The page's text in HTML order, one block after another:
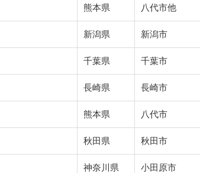
熊本県 八代市他
新潟県 新潟市
千葉県 千葉市
長崎県 長崎市
熊本県 八代市
秋田県 秋田市
神奈川県 小田原市